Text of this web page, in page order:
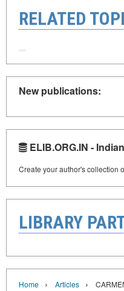
RELATED
New publications:
ELIB.ORG.IN -
Create your author's collection
LIBRARY
Home › Articles ›